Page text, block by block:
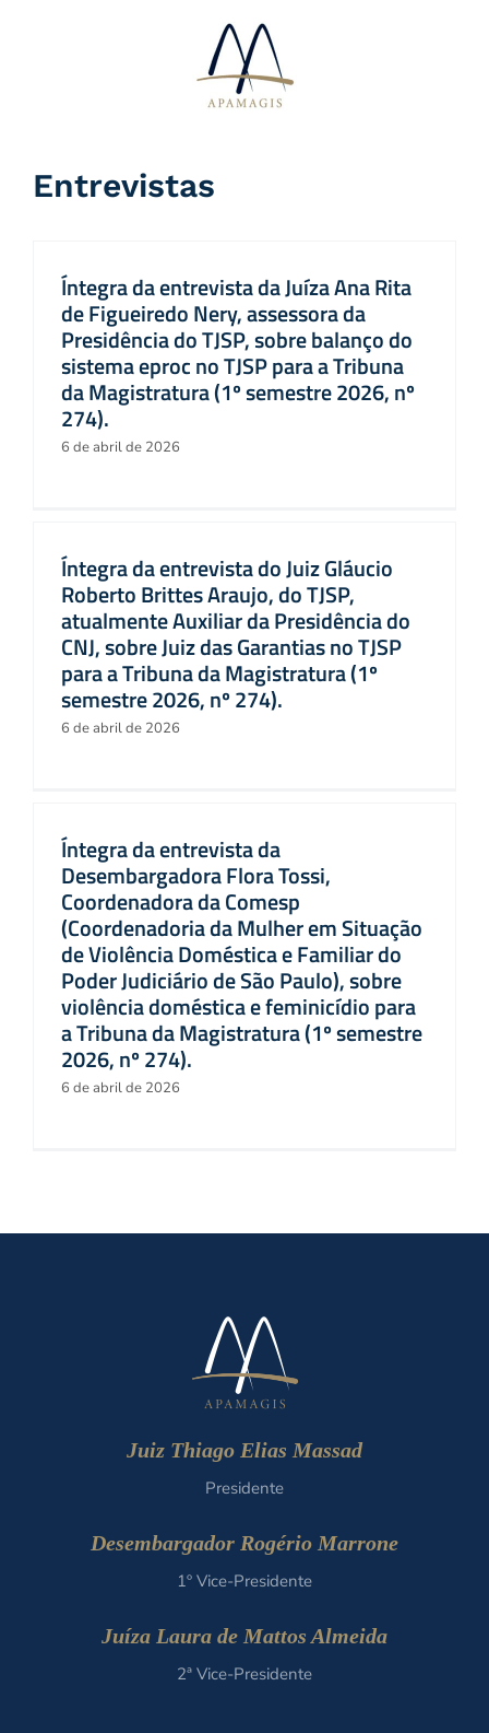
Entrevistas
Íntegra da entrevista da Juíza Ana Rita
de Figueiredo Nery, assessora da
Presidência do TJSP, sobre balanço do
sistema eproc no TJSP para a Tribuna
da Magistratura (1º semestre 2026, nº
274).
6 de abril de 2026
Íntegra da entrevista do Juiz Gláucio
Roberto Brittes Araujo, do TJSP,
atualmente Auxiliar da Presidência do
CNJ, sobre Juiz das Garantias no TJSP
para a Tribuna da Magistratura (1º
semestre 2026, nº 274).
6 de abril de 2026
Íntegra da entrevista da
Desembargadora Flora Tossi,
Coordenadora da Comesp
(Coordenadoria da Mulher em Situação
de Violência Doméstica e Familiar do
Poder Judiciário de São Paulo), sobre
violência doméstica e feminicídio para
a Tribuna da Magistratura (1º semestre
2026, nº 274).
6 de abril de 2026
Juiz Thiago Elias Massad
Presidente
Desembargador Rogério Marrone
1º Vice-Presidente
Juíza Laura de Mattos Almeida
2ª Vice-Presidente